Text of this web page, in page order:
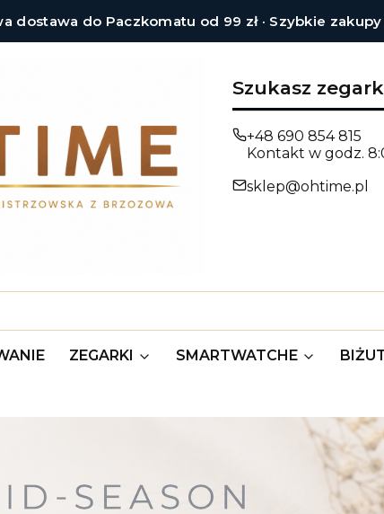
dostawa do Paczkomatu od 99 zł · Szybkie
Szukasz
+48 690 854 815
Kontakt w godz.
sklep@ohtime.pl
ZEGARKI SMARTWATCHE